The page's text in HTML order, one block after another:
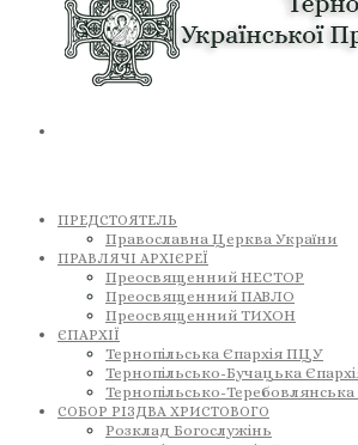
ПРЕДСТОЯТЕЛЬ
Православна Церква України
ПРАВЛЯЧІ АРХІЄРЕЇ
Преосвященний НЕСТОР
Преосвященний ПАВЛО
Преосвященний ТИХОН
ЄПАРХІЇ
Тернопільська Єпархія ПЦУ
Тернопільсько-Бучацька
Тернопільсько-
СОБОР РІЗДВА ХРИСТОВОГО
Розклад Богослужінь